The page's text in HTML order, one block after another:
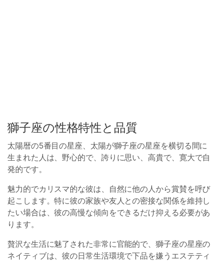
獅子座の性格特性と品質
太陽暦の5番目の星座、太陽が獅子座の星座を横切る間に
生まれた人は、野心的で、誇りに思い、高貴で、寛大で自
発的です。
魅力的でカリスマ的な彼は、自然に他の人から賞賛を呼び
起こします。特に彼の家族や友人との密接な関係を維持し
たい場合は、彼の高慢な傾向をできるだけ抑える必要があ
ります。
贅沢な生活に魅了された非常に官能的で、獅子座の星座の
ネイティブは、彼の日常生活環境で下品を嫌うエステティ